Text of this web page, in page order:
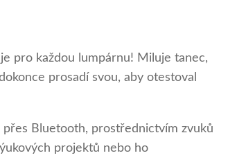
pro každou lumpárnu! Miluje tanec,
prosadí svou, aby otestoval
Bluetooth, prostřednictvím zvuků
projektů nebo ho